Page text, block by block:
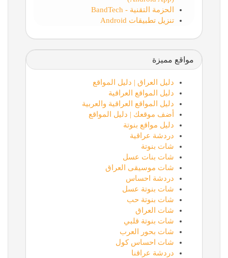
الحزمة التقنية - BandTech
تنزيل تطبيقات Android
مواقع مميزة
دليل العراق | دليل المواقع
دليل المواقع العراقية
دليل المواقع العراقية والعربية
أضف موقعك | دليل المواقع
دليل مواقع بنوتة
دردشة عراقية
شات بنوتة
شات بنات عسل
شات موسيقى العراق
دردشة احساس
شات بنوتة عسل
شات بنوتة حب
شات العراق
شات بنوتة قلبي
شات بحور العرب
شات احساس كول
دردشة عراقنا